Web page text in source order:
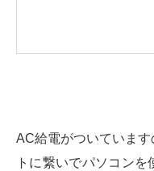
AC給電がついていま
トに繋いでパソコン